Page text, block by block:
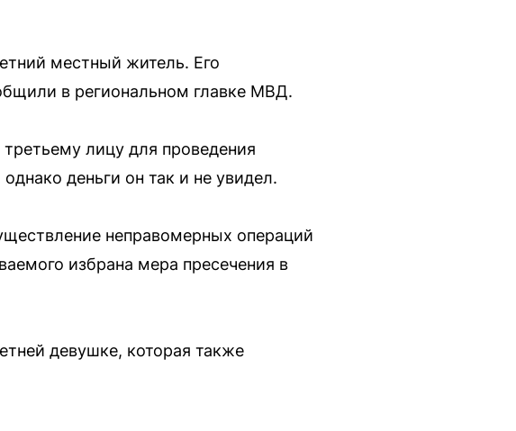
местный житель. Его
в региональном главке МВД.
лицу для проведения
деньги он так и не увидел.
неправомерных операций
избрана мера пресечения в
девушке, которая также